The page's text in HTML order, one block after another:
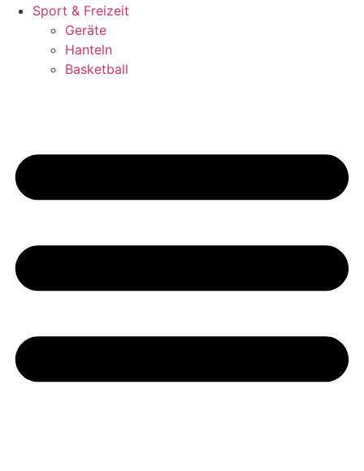
Sport & Freizeit
Geräte
Hanteln
Basketball